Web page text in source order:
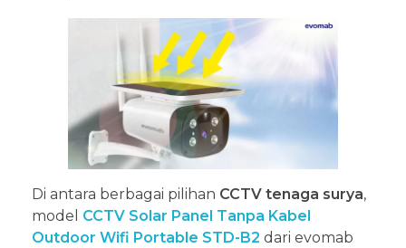
Di antara berbagai pilihan CCTV tenaga surya,
model CCTV Solar Panel Tanpa Kabel
Outdoor Wifi Portable STD-B2 dari evomab